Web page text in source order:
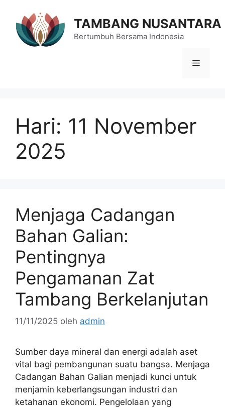
TAMBANG NUSANTARA
Bertumbuh Bersama Indonesia
Menu
Hari: 11 November
2025
Menjaga Cadangan
Bahan Galian:
Pentingnya
Pengamanan Zat
Tambang Berkelanjutan
11/11/2025 oleh admin
Sumber daya mineral dan energi adalah aset
vital bagi pembangunan suatu bangsa. Menjaga
Cadangan Bahan Galian menjadi kunci untuk
menjamin keberlangsungan industri dan
ketahanan ekonomi. Pengelolaan yang